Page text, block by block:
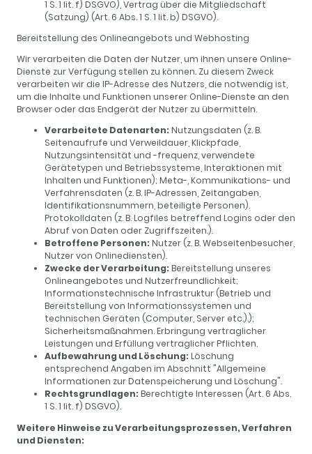
1 S. 1 lit. f) DSGVO), Vertrag über die Mitgliedschaft
(Satzung) (Art. 6 Abs. 1 S. 1 lit. b) DSGVO).
Bereitstellung des Onlineangebots und Webhosting
Wir verarbeiten die Daten der Nutzer, um ihnen unsere Online-
Dienste zur Verfügung stellen zu können. Zu diesem Zweck
verarbeiten wir die IP-Adresse des Nutzers, die notwendig ist,
um die Inhalte und Funktionen unserer Online-Dienste an den
Browser oder das Endgerät der Nutzer zu übermitteln.
Verarbeitete Datenarten: Nutzungsdaten (z. B.
Seitenaufrufe und Verweildauer, Klickpfade,
Nutzungsintensität und -frequenz, verwendete
Gerätetypen und Betriebssysteme, Interaktionen mit
Inhalten und Funktionen); Meta-, Kommunikations- und
Verfahrensdaten (z. B. IP-Adressen, Zeitangaben,
Identifikationsnummern, beteiligte Personen).
Protokolldaten (z. B. Logfiles betreffend Logins oder den
Abruf von Daten oder Zugriffszeiten.).
Betroffene Personen: Nutzer (z. B. Webseitenbesucher,
Nutzer von Onlinediensten).
Zwecke der Verarbeitung: Bereitstellung unseres
Onlineangebotes und Nutzerfreundlichkeit;
Informationstechnische Infrastruktur (Betrieb und
Bereitstellung von Informationssystemen und
technischen Geräten (Computer, Server etc.).);
Sicherheitsmaßnahmen. Erbringung vertraglicher
Leistungen und Erfüllung vertraglicher Pflichten.
Aufbewahrung und Löschung: Löschung
entsprechend Angaben im Abschnitt "Allgemeine
Informationen zur Datenspeicherung und Löschung".
Rechtsgrundlagen: Berechtigte Interessen (Art. 6 Abs.
1 S. 1 lit. f) DSGVO).
Weitere Hinweise zu Verarbeitungsprozessen, Verfahren
und Diensten: